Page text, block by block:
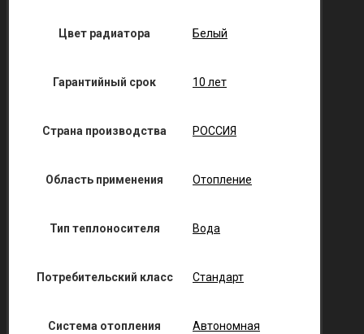
Цвет радиатора Белый
Гарантийный срок 10 лет
Страна производства РОССИЯ
Область применения Отопление
Тип теплоносителя Вода
Потребительский класс Стандарт
Система отопления Автономная